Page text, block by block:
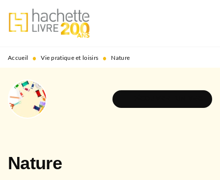
MENU RECHERCHE
PIED DE PAGE
Accueil • Vie pratique et loisirs • Nature
Nature